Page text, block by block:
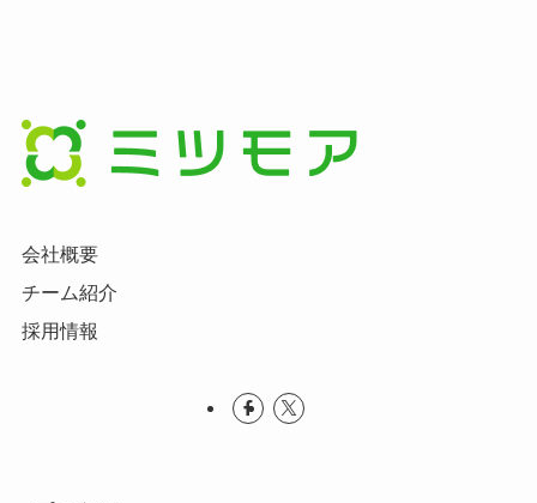
会社概要
チーム紹介
採用情報